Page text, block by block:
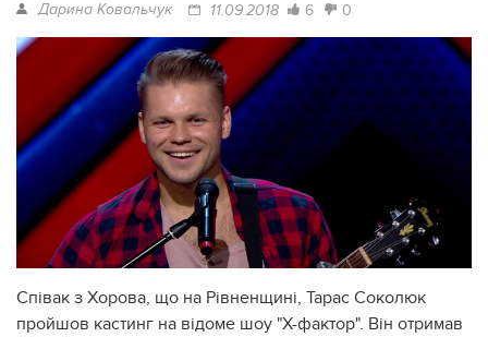
Дарина Ковальчук 11.09.2018 6 0
Співак з Хорова, що на Рівненщині, Тарас Соколюк
пройшов кастинг на відоме шоу "X-фактор". Він отримав